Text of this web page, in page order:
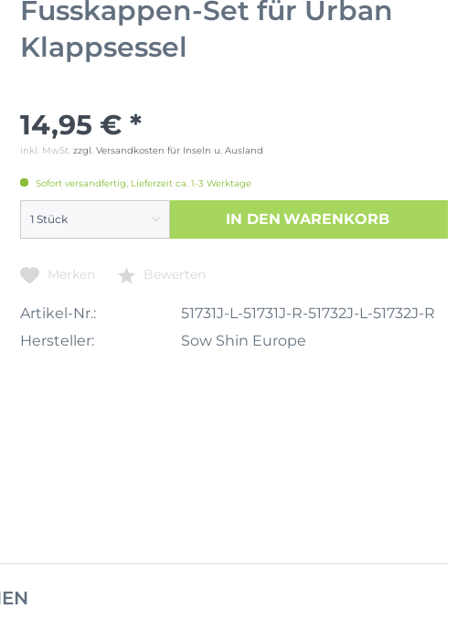
Fusskappen-Set für Urban
Klappsessel
14,95 € *
inkl. MwSt. zzgl. Versandkosten für Inseln u. Ausland
Sofort versandfertig, Lieferzeit ca. 1-3 Werktage
IN DEN WARENKORB
Merken Bewerten
Artikel-Nr.:
51731J-L-51731J-R-51732J-L-51732J-R
Hersteller:
Sow Shin Europe